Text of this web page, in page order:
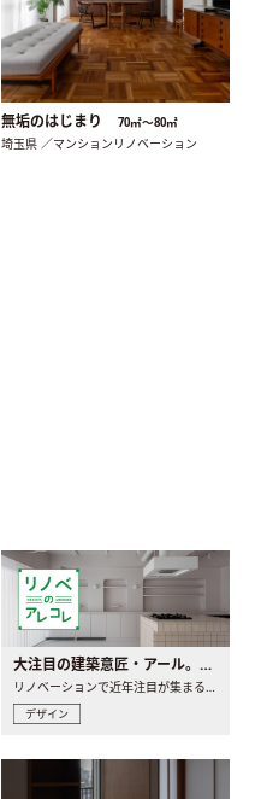
無垢のはじまり 70㎡〜80㎡
埼玉県 ／マンションリノベーション
大注目の建築意匠・アール。人気の理由と空間に取り入れるポイント
リノベーションで近年注目が集まる建築意匠の一つであるアール..
デザイン